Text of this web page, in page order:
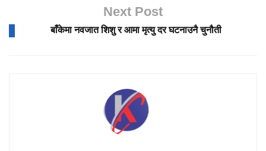
Next Post
बाँकेमा नवजात शिशु र आमा मृत्यु दर घटनाउनै चुनौती